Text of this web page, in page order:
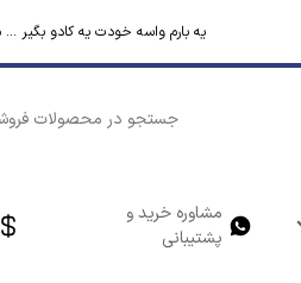
یه بارم واسه خودت یه کادو بگیر
مشاوره خرید و
پشتیبانی